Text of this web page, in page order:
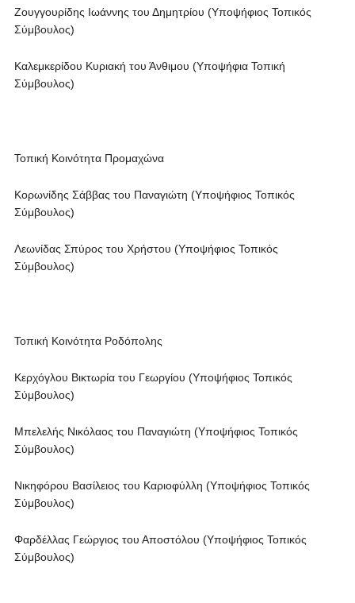
Ζουγγουρίδης Ιωάννης του Δημητρίου (Υποψήφιος Τοπικός
Σύμβουλος)
Καλεμκερίδου Κυριακή του Άνθιμου (Υποψήφια Τοπική
Σύμβουλος)
Τοπική Κοινότητα Προμαχώνα
Κορωνίδης Σάββας του Παναγιώτη (Υποψήφιος Τοπικός
Σύμβουλος)
Λεωνίδας Σπύρος του Χρήστου (Υποψήφιος Τοπικός
Σύμβουλος)
Τοπική Κοινότητα Ροδόπολης
Κερχόγλου Βικτωρία του Γεωργίου (Υποψήφιος Τοπικός
Σύμβουλος)
Μπελελής Νικόλαος του Παναγιώτη (Υποψήφιος Τοπικός
Σύμβουλος)
Νικηφόρου Βασίλειος του Καριοφύλλη (Υποψήφιος Τοπικός
Σύμβουλος)
Φαρδέλλας Γεώργιος του Αποστόλου (Υποψήφιος Τοπικός
Σύμβουλος)